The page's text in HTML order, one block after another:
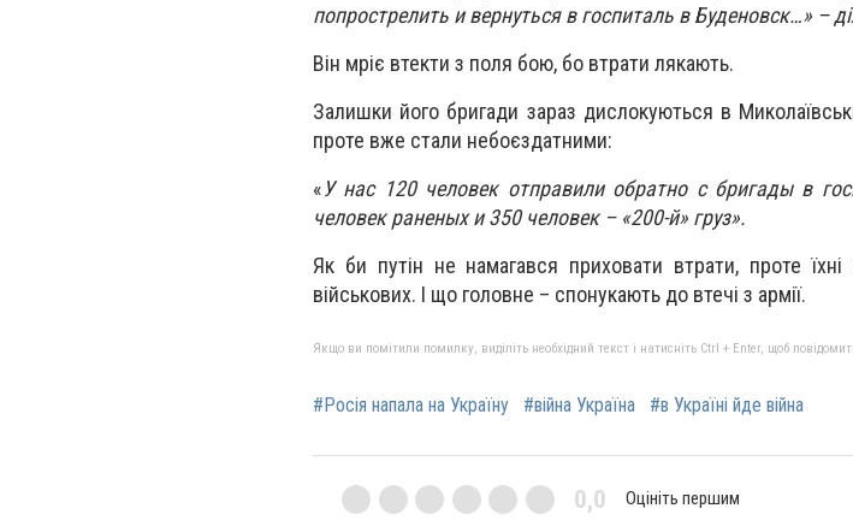
попрострелить и вернуться в госпиталь в Буденовск…» –
Він мріє втекти з поля бою, бо втрати лякають.
Залишки його бригади зараз дислокуються в
проте вже стали небоєздатними:
«У нас 120 человек отправили обратно с бригады в
человек раненых и 350 человек – «200-й» груз».
Як би путін не намагався приховати втрати, проте
військових. І що головне – спонукають до втечі з армії.
Якщо ви помітили помилку, виділіть необхідний текст і натисніть Ctrl + Enter, щоб
#Росія напала на Україну #війна Україна #в Україні йде війна
0,0 Оцініть першим